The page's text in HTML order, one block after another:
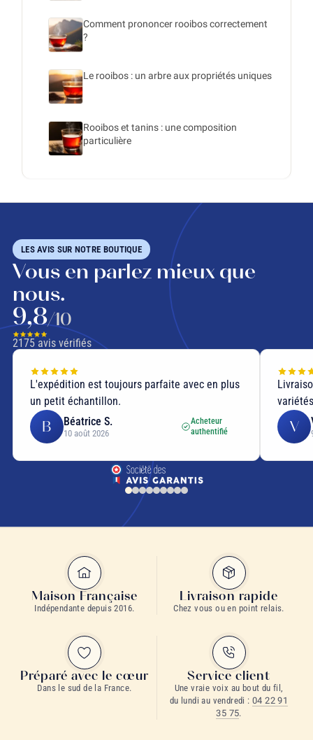
Comment prononcer rooibos correctement
?
Le rooibos : un arbre aux propriétés uniques
Rooibos et tanins : une composition
particulière
LES AVIS SUR NOTRE BOUTIQUE
Vous en parlez mieux que
nous.
9,8/10
2175avis vérifiés
L'expédition est toujours parfaite avec en plus
un petit échantillon.
B Béatrice S.
10 août 2026
Acheteur
authentifié
V
Maison Française
Indépendante depuis 2016.
Livraison rapide
Chez vous ou en point relais.
Préparé avec le cœur
Dans le sud de la France.
Service client
Une vraie voix au bout du fil,
du lundi au vendredi :04 22 91
35 75.